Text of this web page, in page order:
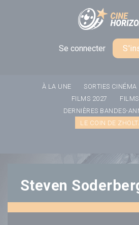
Se connecter
À LA UNE SORTIES CINÉMA
FILMS 2027
DERNIÈRES BANDES-
LE COIN DE
Steven
Panneau de gestion des cookies